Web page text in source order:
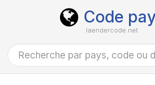
Code
laendercode.net